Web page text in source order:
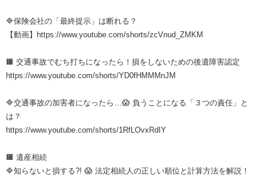
🔷保険会社の「最終提示」は断れる？
【動画】https://www.youtube.com/shorts/zcVnud_ZMKM
🟧 交通事故でむち打ちになったら！損をしないための後遺障害認定
https://www.youtube.com/shorts/YD0fHMMMnJM
🔷交通事故の加害者になったら…😱 負うことになる「３つの責任」と
は？
https://www.youtube.com/shorts/1RfLOvxRdIY
🟧 遺産相続
🔷知らないと損する?! 😱 法定相続人の正しい順位と計算方法を解説！